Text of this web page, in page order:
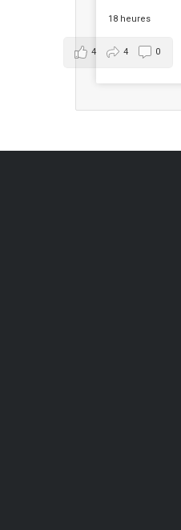
18 heures
4 4 0